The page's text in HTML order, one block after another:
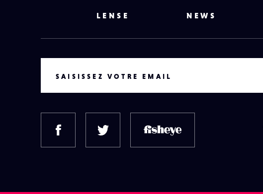
LENSE NEWS
SAISISSEZ VOTRE EMAIL
FACEBOOK TWITTER